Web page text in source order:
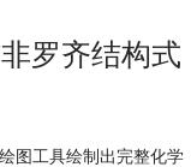
罗齐结构式
图工具绘制出完整化学